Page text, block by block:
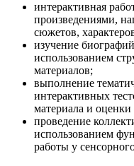
интерактивная
произведениями,
сюжетов,
изучение
использованием
материалов;
выполнение
интерактивных
материала и оценки
проведение
использованием
работы у